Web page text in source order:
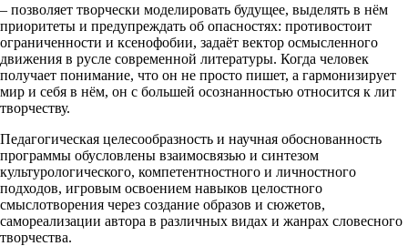
– позволяет творчески моделировать будущее, выделять в нём
приоритеты и предупреждать об опасностях: противостоит
ограниченности и ксенофобии, задаёт вектор осмысленного
движения в русле современной литературы. Когда человек
получает понимание, что он не просто пишет, а гармонизирует
мир и себя в нём, он с большей осознанностью относится к лит
творчеству.
Педагогическая целесообразность и научная обоснованность
программы обусловлены взаимосвязью и синтезом
культурологического, компетентностного и личностного
подходов, игровым освоением навыков целостного
смыслотворения через создание образов и сюжетов,
самореализации автора в различных видах и жанрах словесного
творчества.